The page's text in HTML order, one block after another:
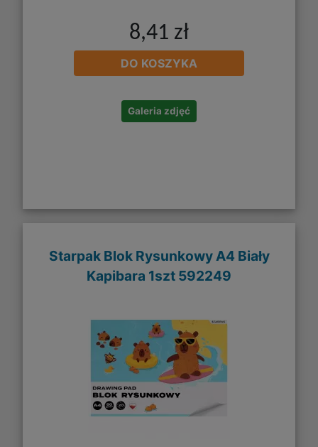
8,41 zł
DO KOSZYKA
Galeria zdjęć
Starpak Blok Rysunkowy A4 Biały
Kapibara 1szt 592249